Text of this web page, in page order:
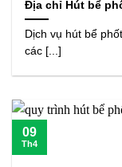
Địa chỉ Hút bể
Dịch vụ hút bể
các [...]
09
Th4